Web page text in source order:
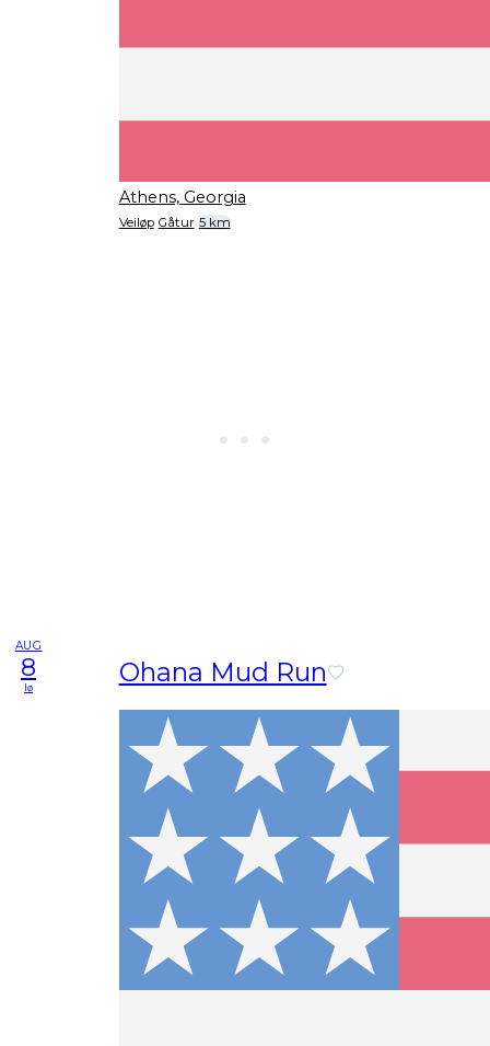
Athens, Georgia
Veiløp Gåtur 5 km
AUG
8
lø Ohana Mud Run